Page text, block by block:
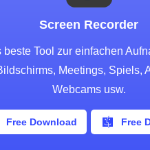
Screen Recorder
beste Tool zur einfachen
Meetings, Spiels,
Webcams usw.
Free Download Free